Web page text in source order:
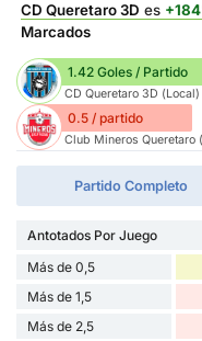
CD Queretaro 3D es
Marcados
1.42 Goles / Partido
CD Queretaro 3D (Local)
0.5 / partido
Club Mineros Queretaro
Partido Completo
Antotados Por Juego
Más de 0,5
Más de 1,5
Más de 2,5